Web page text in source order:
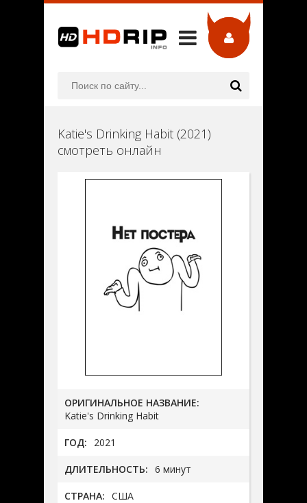
Katie's Drinking Habit (2021)
смотреть онлайн
ОРИГИНАЛЬНОЕ НАЗВАНИЕ:
Katie's Drinking Habit
ГОД: 2021
ДЛИТЕЛЬНОСТЬ: 6 минут
СТРАНА: США